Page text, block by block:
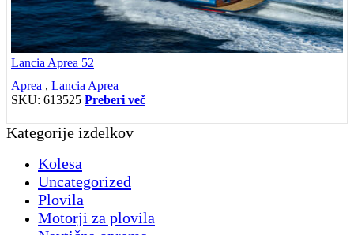
Lancia Aprea 52
Aprea , Lancia Aprea
SKU: 613525 Preberi več
Kategorije izdelkov
Kolesa
Uncategorized
Plovila
Motorji za plovila